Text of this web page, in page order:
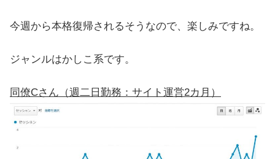
今週から本格復帰されるそうなので、楽しみですね。
ジャンルはかしこ系です。
同僚Cさん（週二日勤務：サイト運営2カ月）